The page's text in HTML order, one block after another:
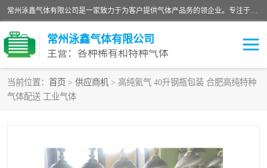
常州泳鑫气体有限公司是一家致力于为客户提供气体产品务的领企业。专注于环氧乙烷剂、环氧乙烷、高纯气体以及稀有和特种气体的研发、生产、销售和配送，产品广泛应用于医疗、电子、科研、化工、食品等多个领域。主要产品有：环氧乙烷灭菌剂，环氧乙烷，高纯氩，氮，氪，氙，氖，氘，笑，氦，氢，氧等各种稀有和特种气体。
常州泳鑫气体有限公司
主营：各种稀有和特种气体
当前位置： 首页 > 供应商机 > 高纯氦气 40升钢瓶包装 合肥高纯特种
气体配送 工业气体
高纯氦气
高纯氮气